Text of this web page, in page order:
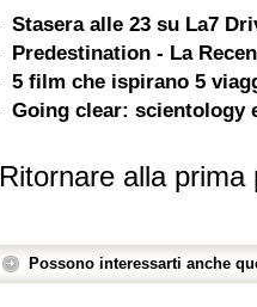
Stasera alle 23 su La7
Predestination - La
5 film che ispirano 5
Going clear: scientology
Ritornare alla prima
Possono interessarti anche